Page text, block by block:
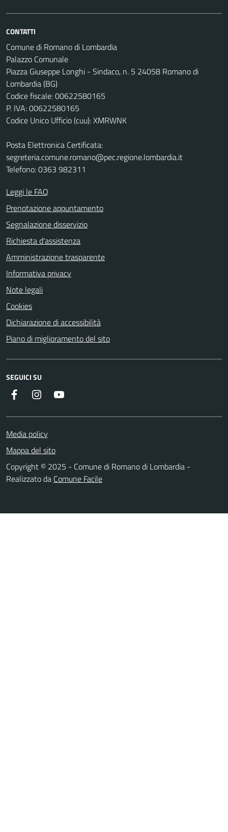
CONTATTI
Comune di Romano di Lombardia
Palazzo Comunale
Piazza Giuseppe Longhi - Sindaco, n. 5 24058 Romano di
Lombardia (BG)
Codice fiscale: 00622580165
P. IVA: 00622580165
Codice Unico Ufficio (cuu): XMRWNK
Posta Elettronica Certificata:
segreteria.comune.romano@pec.regione.lombardia.it
Telefono: 0363 982311
Leggi le FAQ
Prenotazione appuntamento
Segnalazione disservizio
Richiesta d'assistenza
Amministrazione trasparente
Informativa privacy
Note legali
Cookies
Dichiarazione di accessibilità
Piano di miglioramento del sito
SEGUICI SU
Facebook Instagram
Media policy
Mappa del sito
Copyright © 2025 - Comune di Romano di Lombardia -
Realizzato da Comune Facile